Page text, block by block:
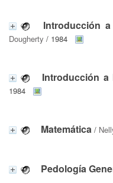
Introducción
Dougherty / 1984
Introducción a
1984
Matemática /
Pedología